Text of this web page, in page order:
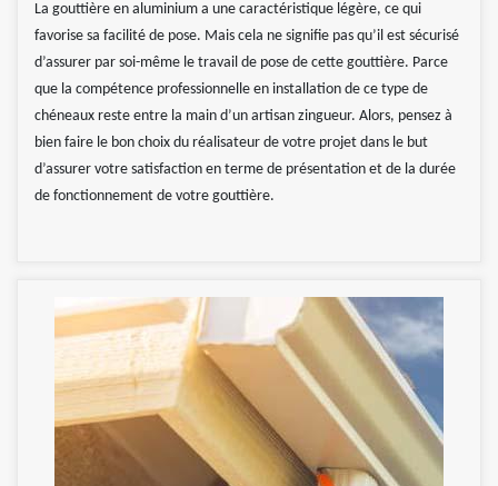
La gouttière en aluminium a une caractéristique légère, ce qui
favorise sa facilité de pose. Mais cela ne signifie pas qu’il est sécurisé
d’assurer par soi-même le travail de pose de cette gouttière. Parce
que la compétence professionnelle en installation de ce type de
chéneaux reste entre la main d’un artisan zingueur. Alors, pensez à
bien faire le bon choix du réalisateur de votre projet dans le but
d’assurer votre satisfaction en terme de présentation et de la durée
de fonctionnement de votre gouttière.